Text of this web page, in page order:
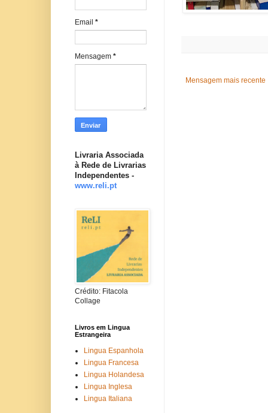
Mensagem mais recente
Email *
Mensagem *
Livraria Associada
à Rede de Livrarias
Independentes -
www.reli.pt
Crédito: Fitacola
Collage
Livros em Lingua
Estrangeira
Lingua Espanhola
Lingua Francesa
Lingua Holandesa
Lingua Inglesa
Lingua Italiana